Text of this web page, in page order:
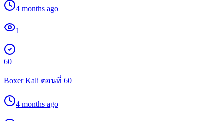
4 months ago
1
60
Boxer Kali ตอนที่ 60
4 months ago